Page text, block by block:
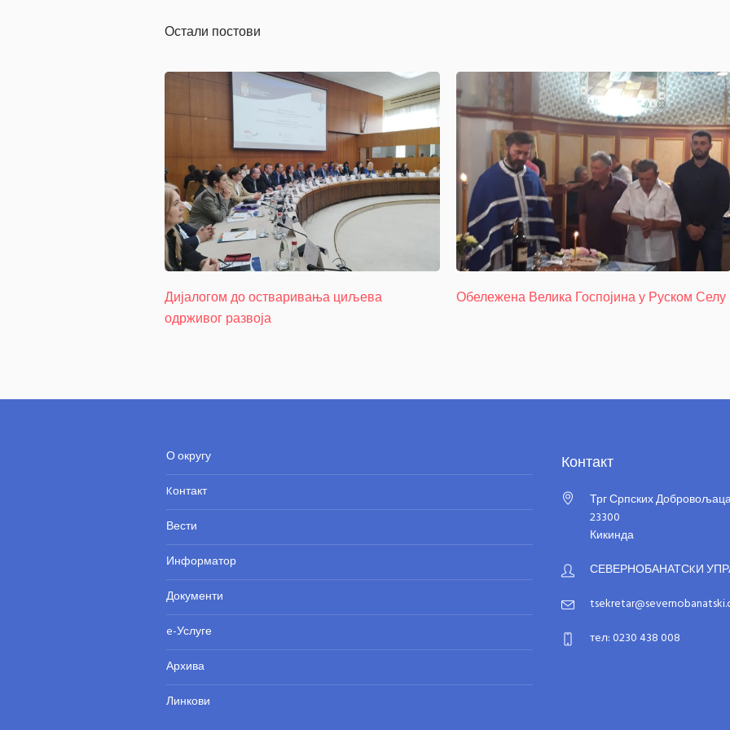
Остали постови
Дијалогом до остваривања циљева
одрживог развоја
Обележена Велика Госпојина у Руском Селу
О округу
Kонтакт
Вести
Информатор
Документи
e-Услуге
Архива
Линкови
Контакт
Трг Српских Добровољаца
23300
Кикинда
СЕВЕРНОБАНАТСKИ
тeл: 0230 438 008